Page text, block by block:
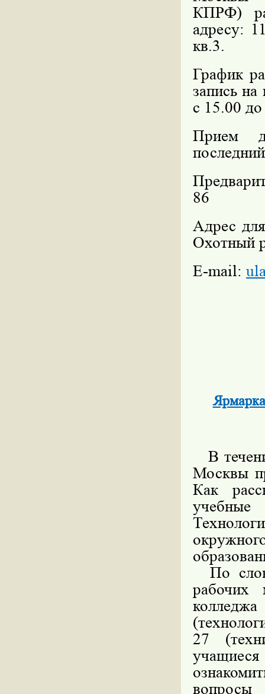
КПРФ)
адресу:
кв.3.
График
запись
с 15.00
Прием
86
Адрес
Охотный
E-mail:
В
Москвы
Как
По
рабочих
27
вопросы